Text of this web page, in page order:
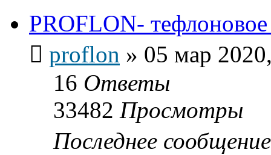
PROFLON-
proflon » 05 мар
16 Ответы
33482 Просмотры
Последнее